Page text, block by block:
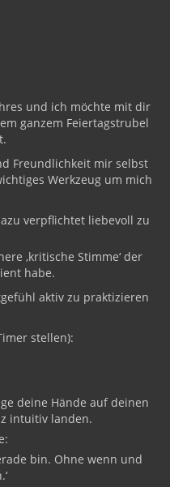
und ich möchte mit dir
ganzem Feiertagstrubel
Freundlichkeit mir selbst
Werkzeug um mich
verpflichtet liebevoll zu
‚kritische Stimme‘ der
habe.
aktiv zu praktizieren
stellen):
deine Hände auf deinen
intuitiv landen.
bin. Ohne wenn und